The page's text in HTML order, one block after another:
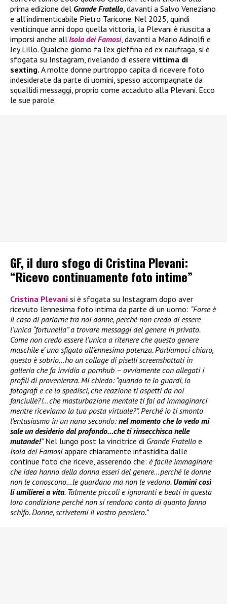
prima edizione del Grande Fratello , davanti a Salvo Veneziano
e all’indimenticabile Pietro Taricone. Nel 2025, quindi
venticinque anni dopo quella vittoria, la Plevani è riuscita a
imporsi anche all’Isola dei Famosi, davanti a Mario Adinolfi e
Jey Lillo. Qualche giorno fa l’ex gieffina ed ex naufraga, si è
sfogata su Instagram, rivelando di essere vittima di
sexting. A molte donne purtroppo capita di ricevere foto
indesiderate da parte di uomini, spesso accompagnate da
squallidi messaggi, proprio come accaduto alla Plevani. Ecco
le sue parole.
GF, il duro sfogo di Cristina Plevani:
“Ricevo continuamente foto intime”
Cristina Plevani si è sfogata su Instagram dopo aver
ricevuto l’ennesima foto intima da parte di un uomo: “Forse è
il caso di parlarne tra noi donne, perché non credo di essere
l’unica “fortunella” a trovare messaggi del genere in privato.
Come non credo essere l’unica a ritenere che questo genere
maschile e’ uno sfigato all’ennesima potenza. Parliamoci chiaro,
questo è sobrio…ho un collage di piselli screenshottati in
galleria che fa invidia a pornhub – ovviamente con allegati i
profili di provenienza. Mi chiedo: “quando te lo guardi, lo
fotografi e ce lo spedisci, che reazione ti aspetti da noi
fanciulle?!…che masturbazione mentale ti fai ad immaginarci
mentre riceviamo la tua posta virtuale?”. Perché io ti smonto
l’entusiasmo in un nano secondo:nel momento che lo vedo mi
sale un desiderio dal profondo…che ti rinsecchisca nelle
mutande!”Nel lungo post la vincitrice di Grande Fratello e
Isola dei Famosiappare chiaramente infastidita dalle
continue foto che riceve, asserendo che: è facile immaginare
che idea hanno della donna esseri del genere…perché le donne
non le conoscono…le guardano ma non le vedono. Uomini così
li umilierei a vita. Talmente piccoli e ignoranti e beati in questa
loro condizione perché non si rendono conto di quanto fanno
schifo. Donne, scrivetemi il vostro pensiero.”